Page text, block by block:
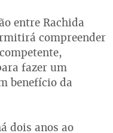
entre Rachida
compreender
fazer um
benefício da
dois anos ao